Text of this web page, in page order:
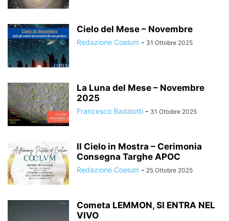
Cielo del Mese – Novembre
Redazione Coelum - 31 Ottobre 2025
La Luna del Mese – Novembre
2025
Francesco Badalotti - 31 Ottobre 2025
Il Cielo in Mostra – Cerimonia
Consegna Targhe APOC
Redazione Coelum - 25 Ottobre 2025
Cometa LEMMON, SI ENTRA NEL
VIVO